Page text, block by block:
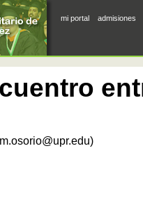
mi portal admisiones